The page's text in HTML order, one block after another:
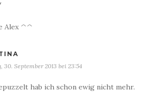
Alex ^^
30. September 2013 bei 23:54
hab ich schon ewig nicht mehr.